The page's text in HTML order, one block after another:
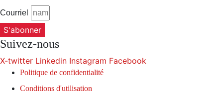
Courriel
S'abonner
Suivez-nous
X-twitter Linkedin Instagram Facebook
Politique de confidentialité
Conditions d'utilisation